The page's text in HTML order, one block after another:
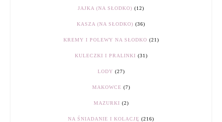
JAJKA (NA SŁODKO) (12)
KASZA (NA SŁODKO) (36)
KREMY I POLEWY NA SŁODKO (21)
KULECZKI I PRALINKI (31)
LODY (27)
MAKOWCE (7)
MAZURKI (2)
NA ŚNIADANIE I KOLACJĘ (216)